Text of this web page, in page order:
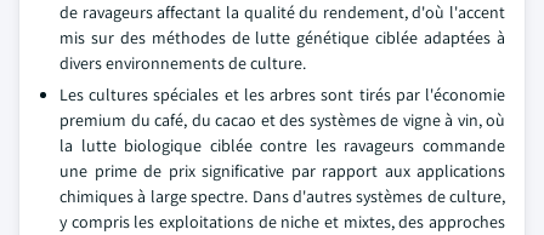
de ravageurs affectant la qualité du rendement, d'où l'accent
mis sur des méthodes de lutte génétique ciblée adaptées à
divers environnements de culture.
Les cultures spéciales et les arbres sont tirés par l'économie
premium du café, du cacao et des systèmes de vigne à vin, où
la lutte biologique ciblée contre les ravageurs commande
une prime de prix significative par rapport aux applications
chimiques à large spectre. Dans d'autres systèmes de culture,
y compris les exploitations de niche et mixtes, des approches